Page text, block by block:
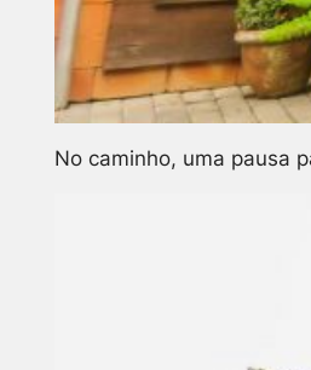
No caminho, uma pausa